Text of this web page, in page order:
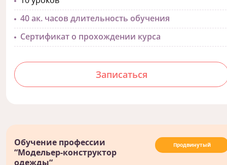
40 ак. часов длительность обучения
Сертификат о прохождении курса
Записаться
Продвинутый
Обучение профессии
“Модельер-конструктор
одежды“